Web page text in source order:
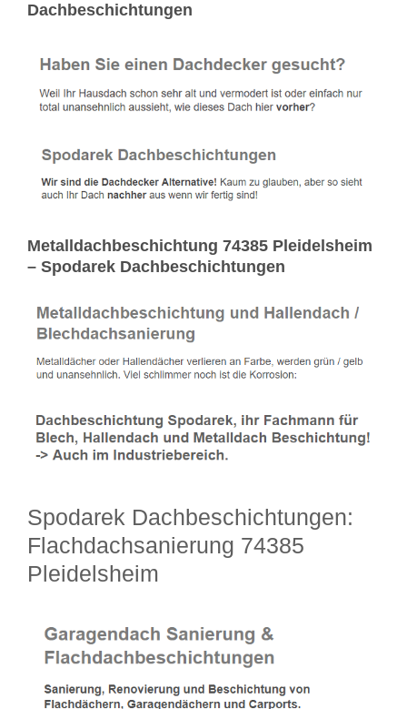
Dachbeschichtungen
Metalldachbeschichtung 74385 Pleidelsheim
– Spodarek Dachbeschichtungen
Spodarek Dachbeschichtungen:
Flachdachsanierung 74385
Pleidelsheim